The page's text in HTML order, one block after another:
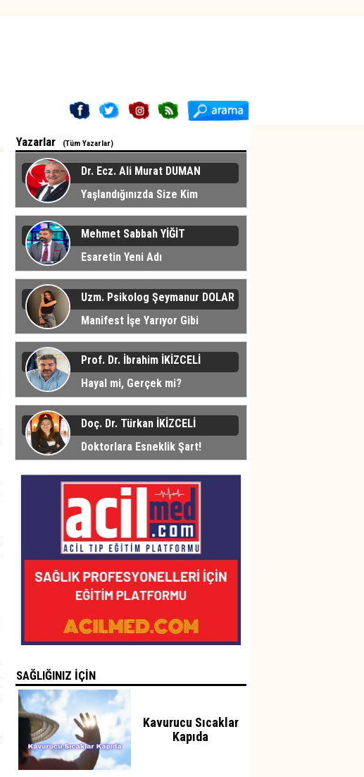
Yazarlar (Tüm Yazarlar)
Dr. Ecz. Ali Murat DUMAN
Yaşlandığınızda Size Kim
Bakacak?
Mehmet Sabbah YİĞİT
Esaretin Yeni Adı
Uzm. Psikolog Şeymanur DOLAR
Manifest İşe Yarıyor Gibi
Görünüyor... Peki Neden?
Prof. Dr. İbrahim İKİZCELİ
Hayal mi, Gerçek mi?
Doç. Dr. Türkan İKİZCELİ
Doktorlara Esneklik Şart!
SAĞLIĞINIZ İÇİN
Kavurucu Sıcaklar
Kapıda